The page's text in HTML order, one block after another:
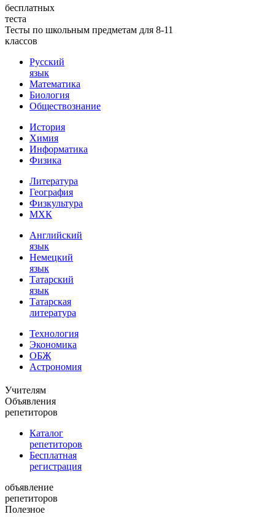
бесплатных
теста
Тесты по школьным предметам для 8-11
классов
Русский
язык
Математика
Биология
Обществознание
История
Химия
Информатика
Физика
Литература
География
Физкультура
МХК
Английский
язык
Немецкий
язык
Татарский
язык
Татарская
литература
Технология
Экономика
ОБЖ
Астрономия
Учителям
Объявления
репетиторов
Каталог
репетиторов
Бесплатная
регистрация
объявление
репетиторов
Полезное